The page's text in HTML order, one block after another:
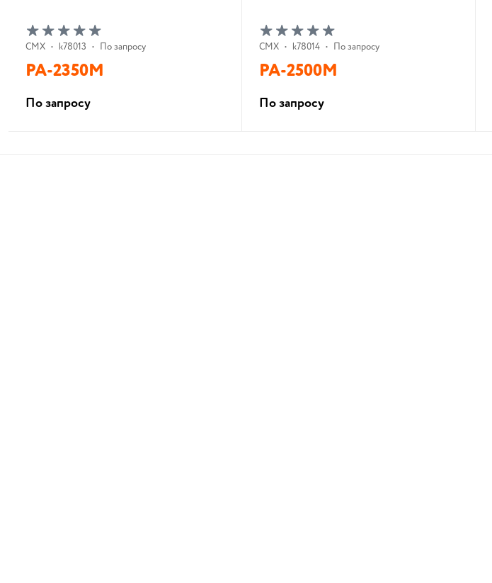
CMX • k78013 • По запросу
PA-2350M
По запросу
CMX • k78014 • По запросу
PA-2500M
По запросу